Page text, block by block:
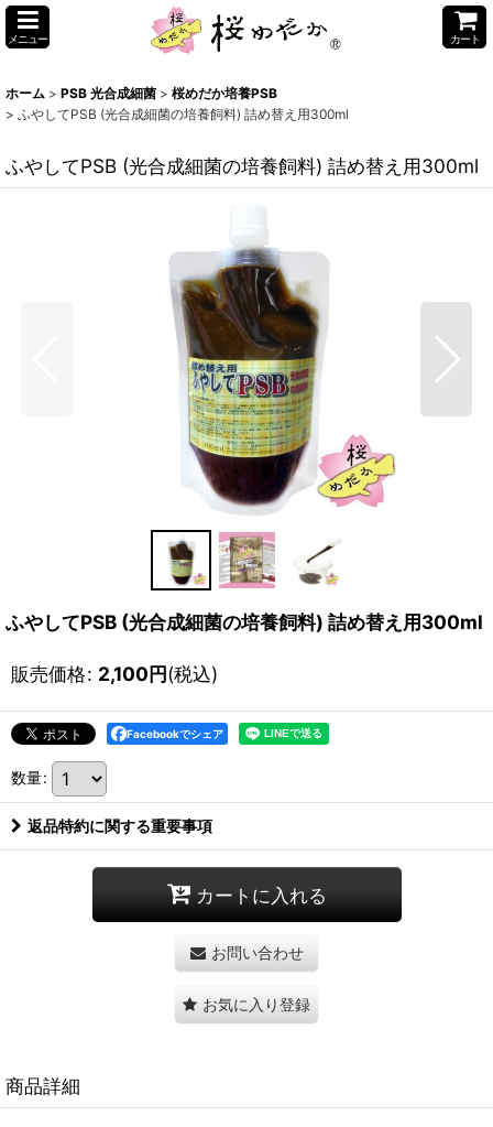
メニュー カート
ホーム > PSB 光合成細菌 > 桜めだか培養PSB
> ふやしてPSB (光合成細菌の培養飼料) 詰め替え用300ml
ふやしてPSB (光合成細菌の培養飼料) 詰め替え用300ml
ふやしてPSB (光合成細菌の培養飼料) 詰め替え用300ml
販売価格: 2,100円(税込)
Facebookでシェア
数量:
返品特約に関する重要事項
カートに入れる
お問い合わせ
お気に入り登録
商品詳細